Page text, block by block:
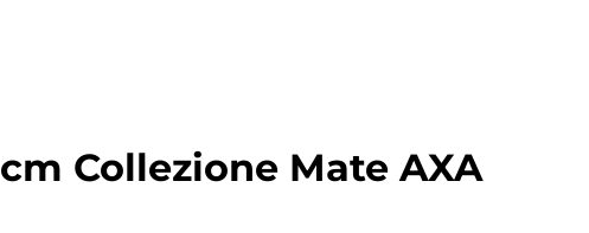
Collezione Mate AXA